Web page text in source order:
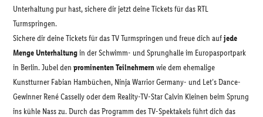
Unterhaltung pur hast, sichere dir jetzt deine Tickets für das RTL
Turmspringen.
Sichere dir deine Tickets für das TV Turmspringen und freue dich aufjede
Menge Unterhaltungin der Schwimm- und Sprunghalle im Europasportpark
in Berlin. Jubel den prominenten Teilnehmernwie dem ehemalige
Kunstturner Fabian Hambüchen, Ninja Warrior Germany- und Let’s Dance-
Gewinner René Casselly oder dem Reality-TV-Star Calvin Kleinen beim Sprung
ins kühle Nass zu. Durch das Programm des TV-Spektakels führt dich das